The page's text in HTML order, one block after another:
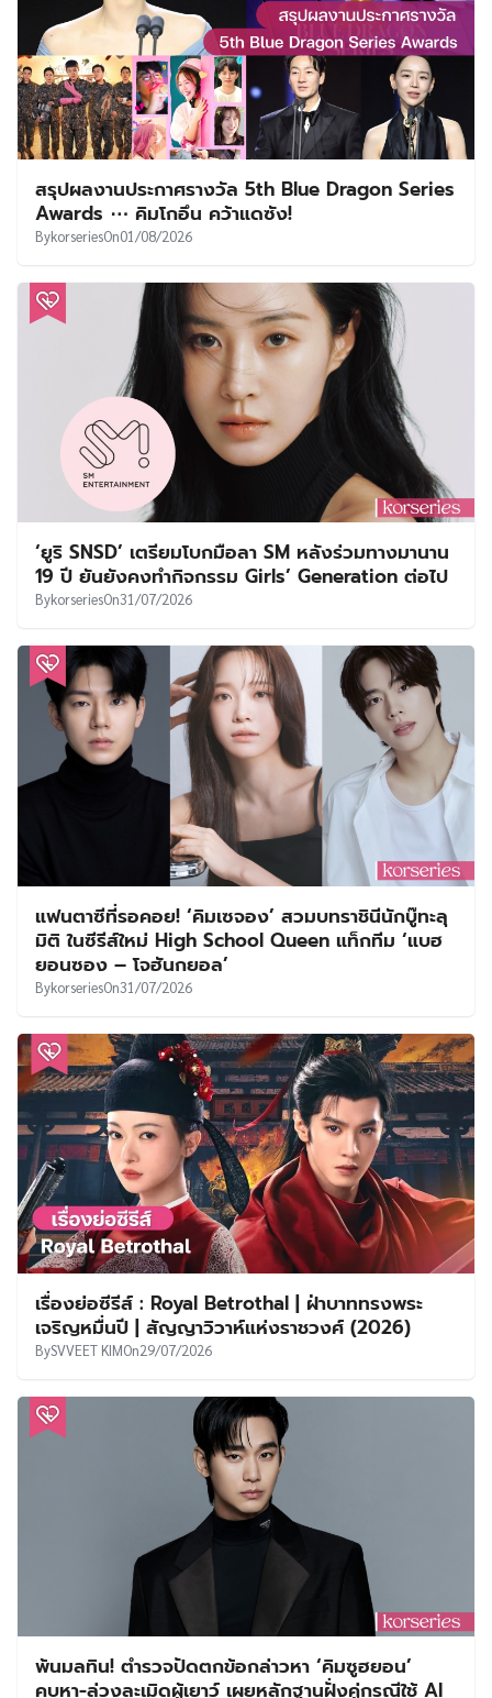
สรุปผลงานประกาศรางวัล 5th Blue Dragon Series
Awards ⋯ คิมโกอึน คว้าแดซัง!
BykorseriesOn01/08/2026
‘ยูริ SNSD’ เตรียมโบกมือลา SM หลังร่วมทางมานาน
19 ปี ยันยังคงทำกิจกรรม Girls’ Generation ต่อไป
BykorseriesOn31/07/2026
แฟนตาซีที่รอคอย! ‘คิมเซจอง’ สวมบทราชินีนักบู๊ทะลุ
มิติ ในซีรีส์ใหม่ High School Queen แท็กทีม ‘แบฮ
ยอนซอง – โจฮันกยอล’
BykorseriesOn31/07/2026
เรื่องย่อซีรีส์ : Royal Betrothal | ฝ่าบาททรงพระ
เจริญหมื่นปี | สัญญาวิวาห์แห่งราชวงศ์ (2026)
BySVVEET KIMOn29/07/2026
พ้นมลทิน! ตำรวจปัดตกข้อกล่าวหา ‘คิมซูฮยอน’
คบหา-ล่วงละเมิดผู้เยาว์ เผยหลักฐานฝั่งคู่กรณีใช้ AI